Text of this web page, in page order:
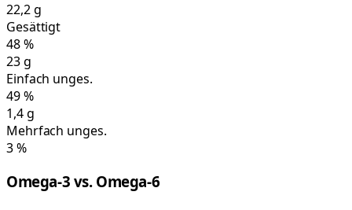
22,2g
Gesättigt
48%
23g
Einfach unges.
49%
1,4g
Mehrfach unges.
3%
Omega-3 vs. Omega-6